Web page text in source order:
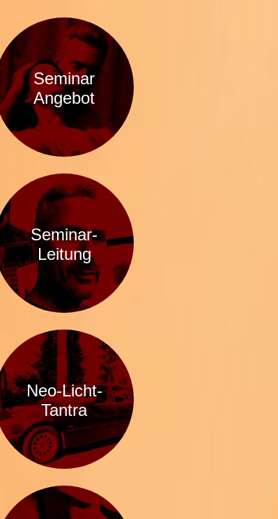
Seminar
Angebot
Seminar-
Leitung
Neo-Licht-
Tantra